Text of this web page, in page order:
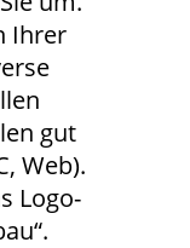
Ihrer
gut
Web).
Logo-